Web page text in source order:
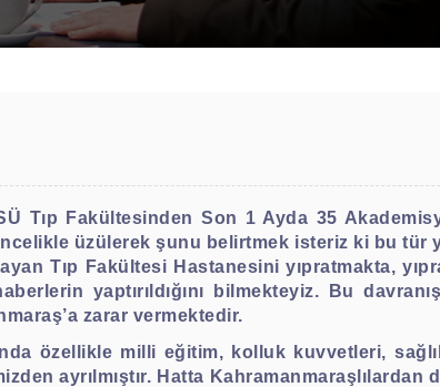
Tıp Fakültesinden Son 1 Ayda 35
üzülerek şunu belirtmek isteriz ki bu tür
Tıp Fakültesi Hastanesini yıpratmakta,
yaptırıldığını bilmekteyiz. Bu
zarar vermektedir.
özellikle milli eğitim, kolluk kuvvetleri,
ayrılmıştır. Hatta Kahramanmaraşlılardan